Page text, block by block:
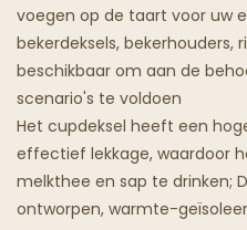
Vettige Lepel
Spookrestaurants
voegen op de taart voor uw
bekerdeksels, bekerhouders,
beschikbaar om aan de
scenario's te voldoen
Het cupdeksel heeft een
effectief lekkage, waardoor
melkthee en sap te drinken;
ontworpen, warmte-